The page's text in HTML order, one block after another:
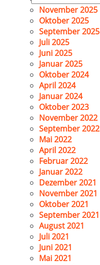
nach:
November 2025
Oktober 2025
September 2025
Juli 2025
Juni 2025
Januar 2025
Oktober 2024
April 2024
Januar 2024
Oktober 2023
November 2022
September 2022
Mai 2022
April 2022
Februar 2022
Januar 2022
Dezember 2021
November 2021
Oktober 2021
September 2021
August 2021
Juli 2021
Juni 2021
Mai 2021